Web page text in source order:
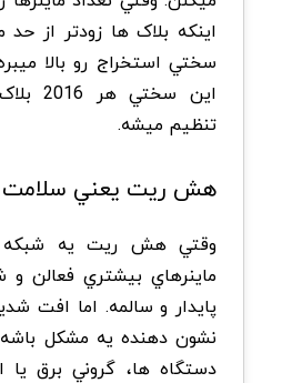
اينکه بلاک ها زودتر از
سختي استخراج رو بالا
اين
تنظيم ميشه.
هش ريت يعني
وقتي هش ريت يه شبکه
ماینرهاي بيشتري فعالن
پايدار و سالمه. اما افت
نشون دهنده یه مشکل
دستگاه ها، گروني برق يا